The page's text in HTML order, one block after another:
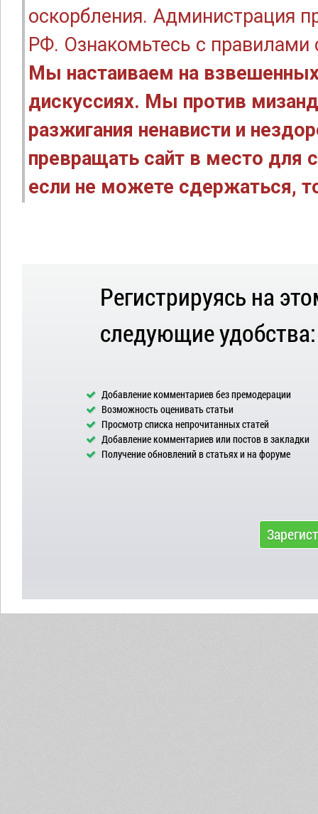
оскорбления. Администрация
РФ. Ознакомьтесь с правилами
Мы настаиваем на
дискуссиях. Мы против
разжигания ненависти и
превращать сайт в место для
если не можете сдержаться,
Регистрируясь на
следующие удобства:
Добавление комментариев без премодерации
Возможность оценивать статьи
Просмотр списка непрочитанных статей
Добавление комментариев или постов в закладки
Получение обновлений в статьях и на форуме